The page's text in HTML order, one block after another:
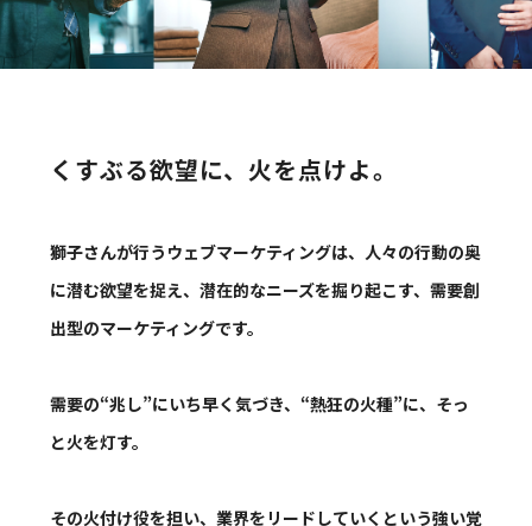
くすぶる欲望に、火を点けよ。
獅子さんが行うウェブマーケティングは、人々の行動の奥
に潜む欲望を捉え、潜在的なニーズを掘り起こす、需要創
出型のマーケティングです。
需要の“兆し”にいち早く気づき、“熱狂の火種”に、そっ
と火を灯す。
その火付け役を担い、業界をリードしていくという強い覚